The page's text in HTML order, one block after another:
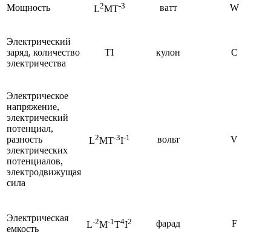
Мощность L2MT-3 ватт W
Электрический
заряд, количество
электричества
TI кулон С
Электрическое
напряжение,
электрический
потенциал,
разность
электрических
потенциалов,
электродвижущая
сила
L2MT-3I-1 вольт V
Электрическая
емкость
L-2M-1 T4I2 фарад F